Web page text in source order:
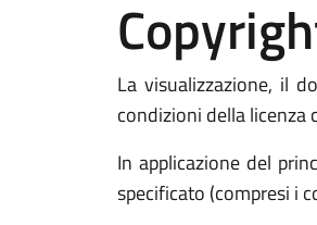
La visualizzazione, il
condizioni della licenza
In applicazione del
specificato (compresi i